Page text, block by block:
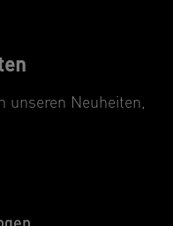
unseren Neuheiten,